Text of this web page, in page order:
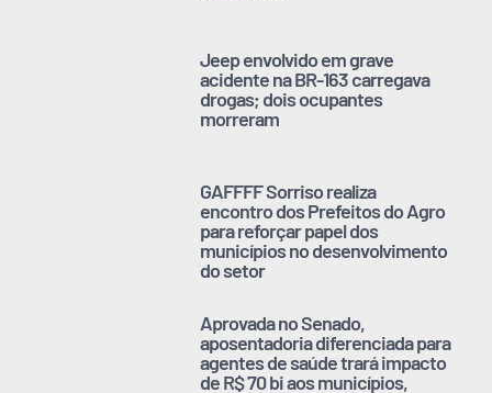
Jeep envolvido em grave
acidente na BR-163 carregava
drogas; dois ocupantes
morreram
GAFFFF Sorriso realiza
encontro dos Prefeitos do Agro
para reforçar papel dos
municípios no desenvolvimento
do setor
Aprovada no Senado,
aposentadoria diferenciada para
agentes de saúde trará impacto
de R$ 70 bi aos municípios,